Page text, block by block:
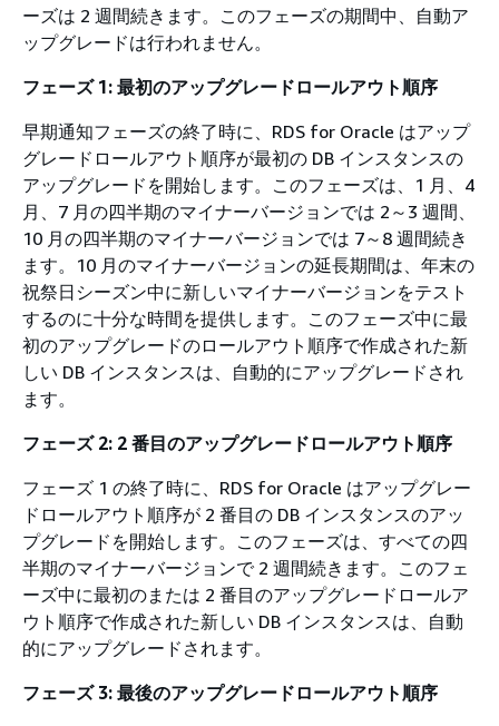
ーズは 2 週間続きます。このフェーズの期間中、自動ア
ップグレードは行われません。
フェーズ 1: 最初のアップグレードロールアウト順序
早期通知フェーズの終了時に、RDS for Oracle はアップ
グレードロールアウト順序が最初の DB インスタンスの
アップグレードを開始します。このフェーズは、1 月、4
月、7 月の四半期のマイナーバージョンでは 2～3 週間、
10 月の四半期のマイナーバージョンでは 7～8 週間続き
ます。10 月のマイナーバージョンの延長期間は、年末の
祝祭日シーズン中に新しいマイナーバージョンをテスト
するのに十分な時間を提供します。このフェーズ中に最
初のアップグレードのロールアウト順序で作成された新
しい DB インスタンスは、自動的にアップグレードされ
ます。
フェーズ 2: 2 番目のアップグレードロールアウト順序
フェーズ 1 の終了時に、RDS for Oracle はアップグレー
ドロールアウト順序が 2 番目の DB インスタンスのアッ
プグレードを開始します。このフェーズは、すべての四
半期のマイナーバージョンで 2 週間続きます。このフェ
ーズ中に最初のまたは 2 番目のアップグレードロールア
ウト順序で作成された新しい DB インスタンスは、自動
的にアップグレードされます。
フェーズ 3: 最後のアップグレードロールアウト順序